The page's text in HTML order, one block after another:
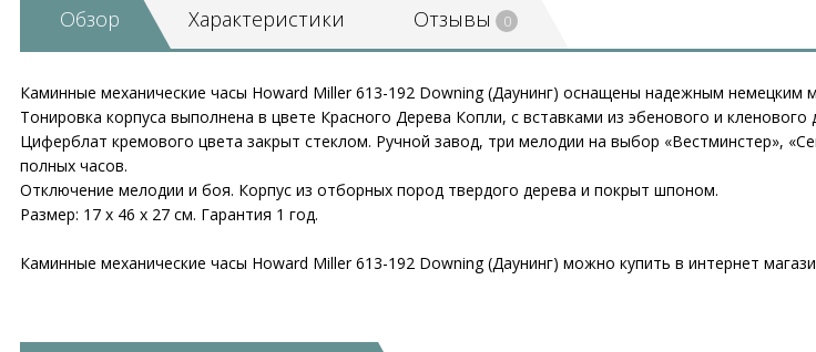
Обзор Характеристики Отзывы 0
Каминные механические часы Howard Miller 613-192 Downing (Даунинг) оснащены надежным немецким
Тонировка корпуса выполнена в цвете Красного Дерева Копли, с вставками из эбенового и кленового
Циферблат кремового цвета закрыт стеклом. Ручной завод, три мелодии на выбор «Вестминстер»,
полных часов.
Отключение мелодии и боя. Корпус из отборных пород твердого дерева и покрыт шпоном.
Размер: 17 х 46 х 27 см. Гарантия 1 год.
Каминные механические часы Howard Miller 613-192 Downing (Даунинг) можно купить в интернет